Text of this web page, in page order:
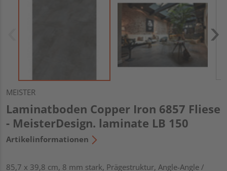
MEISTER
Laminatboden Copper Iron 6857 Fliese
- MeisterDesign. laminate LB 150
Artikelinformationen
85,7 x 39,8 cm, 8 mm stark, Prägestruktur, Angle-Angle /